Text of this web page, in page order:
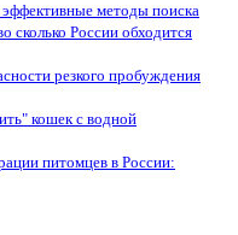
методы поиска
сколько России обходится
резкого пробуждения
кошек с водной
питомцев в России: